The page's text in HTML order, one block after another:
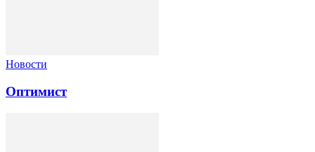
Новости
Оптимист